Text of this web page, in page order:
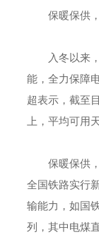
保暖保供
入冬以来
能，全力保障
超表示，截至
上，平均可用
保暖保供
全国铁路实行
输能力，如国
列，其中电煤